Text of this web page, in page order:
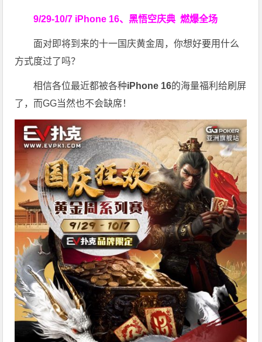
9/29-10/7 iPhone 16、黑悟空庆典燃爆全场
面对即将到来的十一国庆黄金周，你想好要用什么
方式度过了吗？
相信各位最近都被各种iPhone 16的海量福利给刷屏
了，而GG当然也不会缺席！